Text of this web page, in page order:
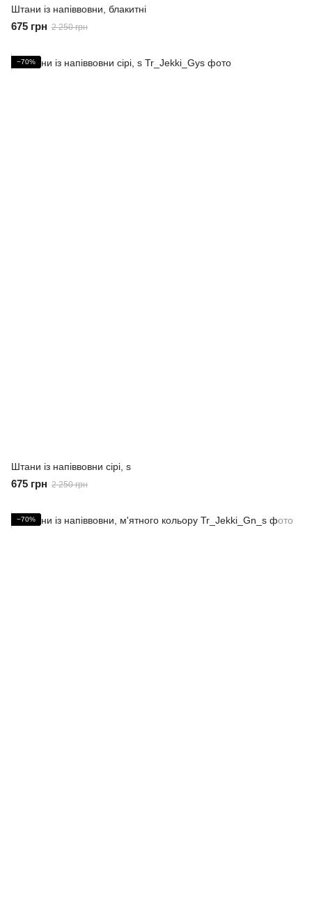
Штани із напіввовни, блакитні
675 грн 2 250 грн
−70%
Штани із напіввовни сірі, s
675 грн 2 250 грн
−70%